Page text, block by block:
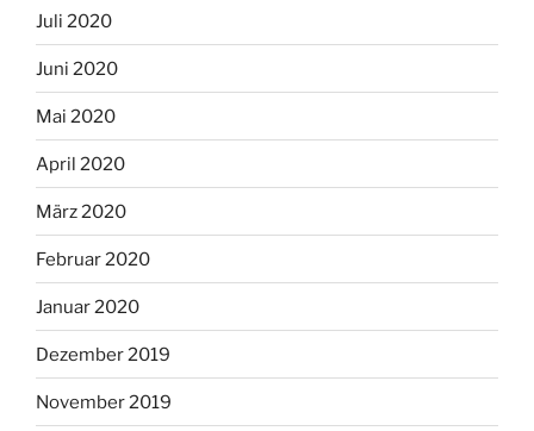
Juli 2020
Juni 2020
Mai 2020
April 2020
März 2020
Februar 2020
Januar 2020
Dezember 2019
November 2019